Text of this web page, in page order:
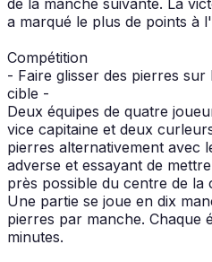
a marqué le plus de points à
Compétition
- Faire glisser des pierres
cible -
Deux équipes de quatre
vice capitaine et deux
pierres alternativement avec
adverse et essayant de
près possible du centre de la
Une partie se joue en dix
pierres par manche. Chaque
minutes.